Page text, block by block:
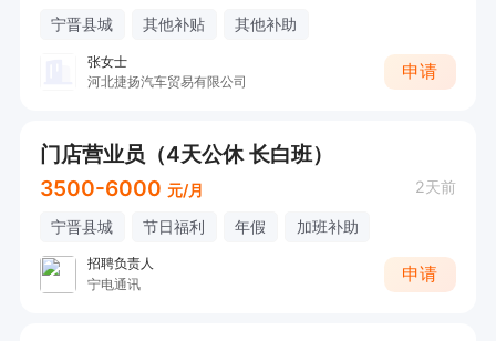
宁晋县城 其他补贴 其他补助
张女士
河北捷扬汽车贸易有限公司
申请
门店营业员（4天公休 长白班）
3500-6000 元/月 2天前
宁晋县城 节日福利 年假 加班补助
招聘负责人
宁电通讯
申请